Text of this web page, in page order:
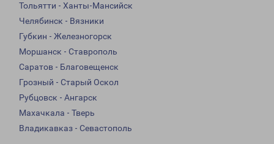
Тольятти - Ханты-Мансийск
Челябинск - Вязники
Губкин - Железногорск
Моршанск - Ставрополь
Саратов - Благовещенск
Грозный - Старый Оскол
Рубцовск - Ангарск
Махачкала - Тверь
Владикавказ - Севастополь